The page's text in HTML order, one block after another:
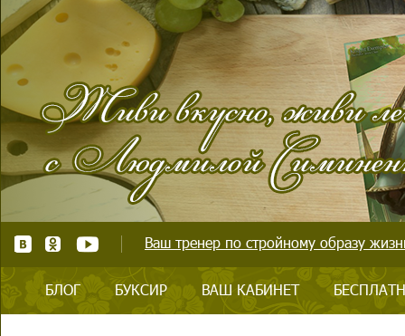
Ваш тренер по стройному образу
БЛОГ БУКСИР ВАШ КАБИНЕТ